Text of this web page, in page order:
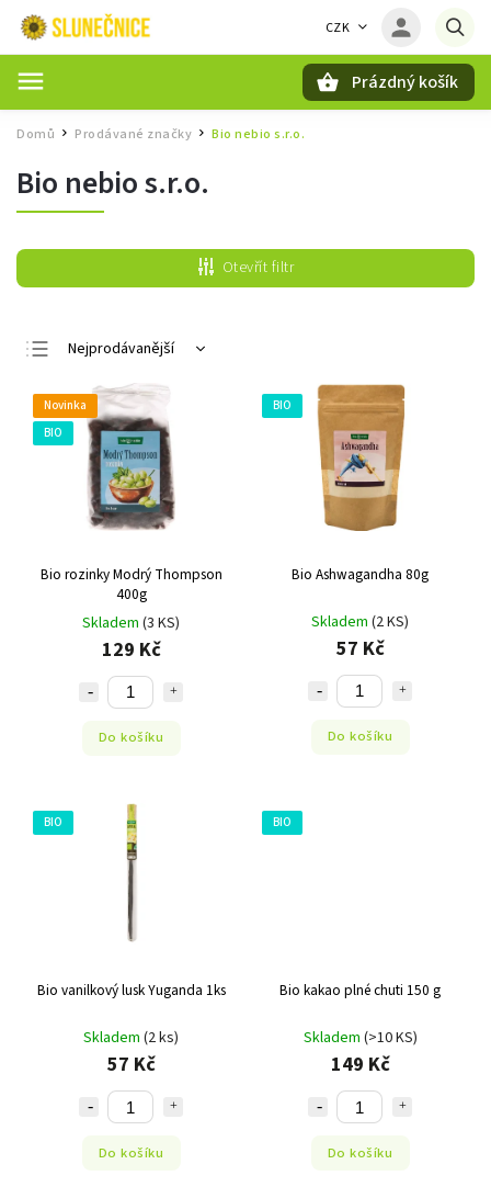
CZK
Prázdný košík
Domů / Prodávané značky / Bio nebio s.r.o.
Bio nebio s.r.o.
Otevřít filtr
Nejprodávanější
Nejlevnější
Nejdražší
Abecedně
Novinka
BIO
Bio rozinky Modrý Thompson
400g
Skladem (3 KS)
129 Kč
Do košíku
BIO
Bio Ashwagandha 80g
Skladem (2 KS)
57 Kč
Do košíku
BIO
Bio vanilkový lusk Yuganda 1ks
Skladem (2 ks)
57 Kč
Do košíku
BIO
Bio kakao plné chuti 150 g
Skladem (>10 KS)
149 Kč
Do košíku